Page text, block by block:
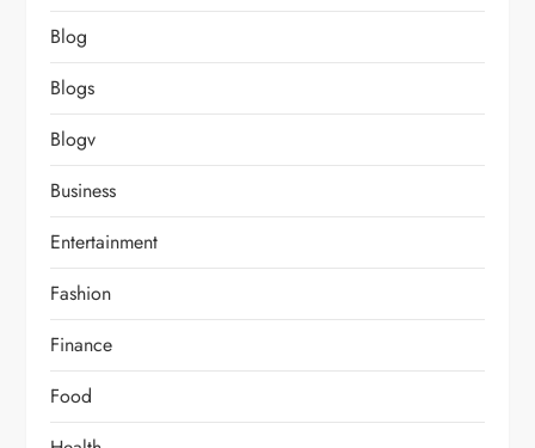
Blog
Blogs
Blogv
Business
Entertainment
Fashion
Finance
Food